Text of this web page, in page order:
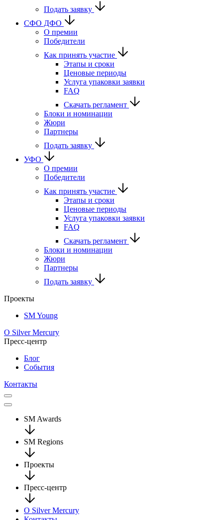
Подать заявку
CФО ДФО
О премии
Победители
Как принять участие
Этапы и сроки
Ценовые периоды
Услуга упаковки заявки
FAQ
Скачать регламент
Блоки и номинации
Жюри
Партнеры
Подать заявку
УФО
О премии
Победители
Как принять участие
Этапы и сроки
Ценовые периоды
Услуга упаковки заявки
FAQ
Скачать регламент
Блоки и номинации
Жюри
Партнеры
Подать заявку
Проекты
SM Young
О Silver Mercury
Пресс-центр
Блог
События
Контакты
SM Awards
SM Regions
Проекты
Пресс-центр
О Silver Mercury